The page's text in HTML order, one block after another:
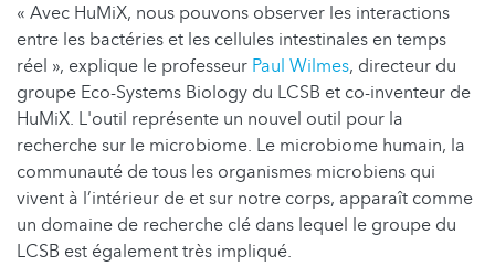
« Avec HuMiX, nous pouvons observer les interactions
entre les bactéries et les cellules intestinales en temps
réel », explique le professeur Paul Wilmes, directeur du
groupe Eco-Systems Biology du LCSB et co-inventeur de
HuMiX. L'outil représente un nouvel outil pour la
recherche sur le microbiome. Le microbiome humain, la
communauté de tous les organismes microbiens qui
vivent à l’intérieur de et sur notre corps, apparaît comme
un domaine de recherche clé dans lequel le groupe du
LCSB est également très impliqué.